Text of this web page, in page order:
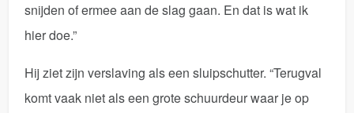
snijden of ermee aan de slag gaan. En dat is wat ik
hier doe.”
Hij ziet zijn verslaving als een sluipschutter. “Terugval
komt vaak niet als een grote schuurdeur waar je op